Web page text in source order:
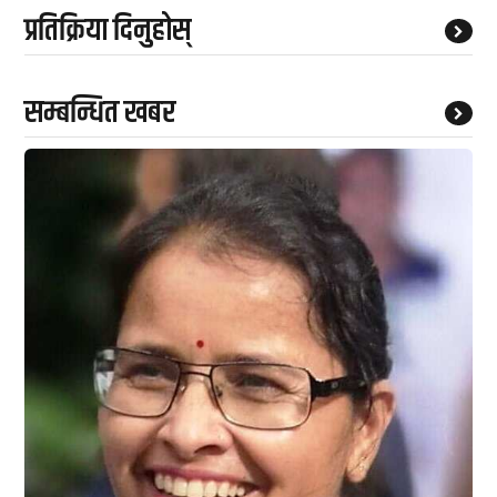
प्रतिक्रिया दिनुहोस्
सम्बन्धित खबर